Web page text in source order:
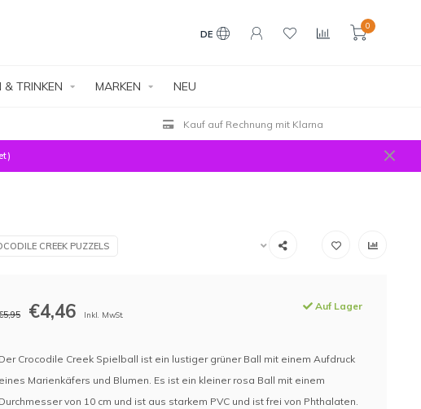
DE
0
& TRINKEN MARKEN NEU
Kauf auf Rechnung mit Klarna
CREEK PUZZELS
€4,46 Inkl. MwSt.
Auf Lager
Der Crocodile Creek Spielball ist ein lustiger grüner Ball mit einem Aufdruck
eines Marienkäfers und Blumen. Es ist ein kleiner rosa Ball mit einem
Durchmesser von 10 cm und ist aus starkem PVC und ist frei von Phthalaten.